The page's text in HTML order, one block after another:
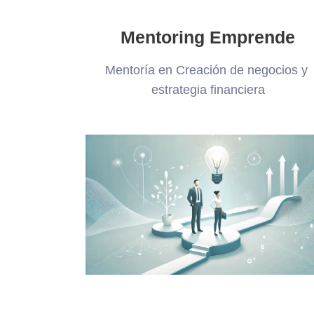
Mentoring Emprende
Mentoría en Creación de negocios y
estrategia financiera